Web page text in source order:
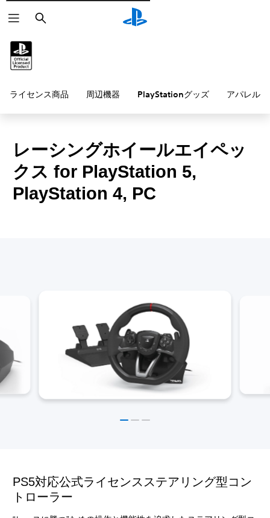
検
索
ライセンス商品 周辺機器 PlayStationグッズ アパレル
レーシングホイールエイペッ
クス for PlayStation 5,
PlayStation 4, PC
PS5対応公式ライセンスステアリング型コン
トローラー